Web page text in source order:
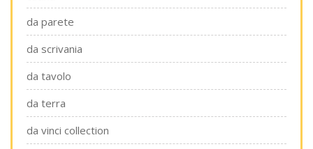
da parete
da scrivania
da tavolo
da terra
da vinci collection